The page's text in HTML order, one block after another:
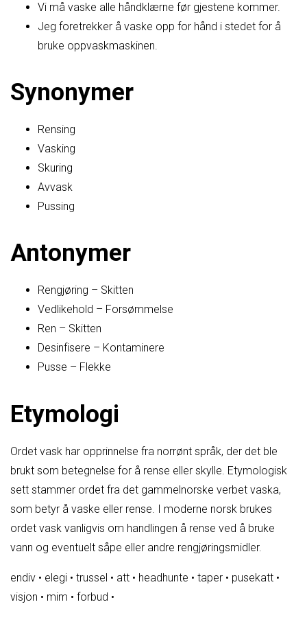
Vi må vaske alle håndklærne før gjestene kommer.
Jeg foretrekker å vaske opp for hånd i stedet for å
bruke oppvaskmaskinen.
Synonymer
Rensing
Vasking
Skuring
Avvask
Pussing
Antonymer
Rengjøring – Skitten
Vedlikehold – Forsømmelse
Ren – Skitten
Desinfisere – Kontaminere
Pusse – Flekke
Etymologi
Ordet vask har opprinnelse fra norrønt språk, der det ble
brukt som betegnelse for å rense eller skylle. Etymologisk
sett stammer ordet fra det gammelnorske verbet vaska,
som betyr å vaske eller rense. I moderne norsk brukes
ordet vask vanligvis om handlingen å rense ved å bruke
vann og eventuelt såpe eller andre rengjøringsmidler.
endiv • elegi • trussel • att • headhunte • taper • pusekatt •
visjon • mim • forbud •